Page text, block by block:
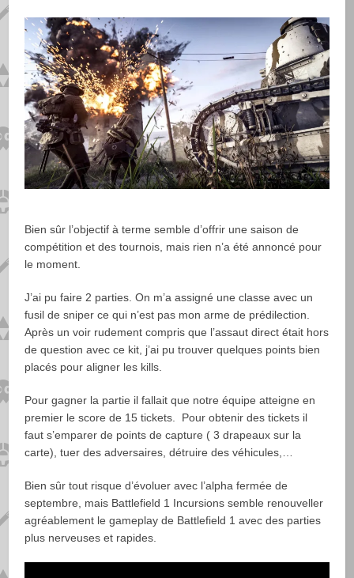
Bien sûr l’objectif à terme semble d’offrir une saison de
compétition et des tournois, mais rien n’a été annoncé pour
le moment.
J’ai pu faire 2 parties. On m’a assigné une classe avec un
fusil de sniper ce qui n’est pas mon arme de prédilection.
Après un voir rudement compris que l’assaut direct était hors
de question avec ce kit, j’ai pu trouver quelques points bien
placés pour aligner les kills.
Pour gagner la partie il fallait que notre équipe atteigne en
premier le score de 15 tickets. Pour obtenir des tickets il
faut s’emparer de points de capture ( 3 drapeaux sur la
carte), tuer des adversaires, détruire des véhicules,…
Bien sûr tout risque d’évoluer avec l’alpha fermée de
septembre, mais Battlefield 1 Incursions semble renouveller
agréablement le gameplay de Battlefield 1 avec des parties
plus nerveuses et rapides.